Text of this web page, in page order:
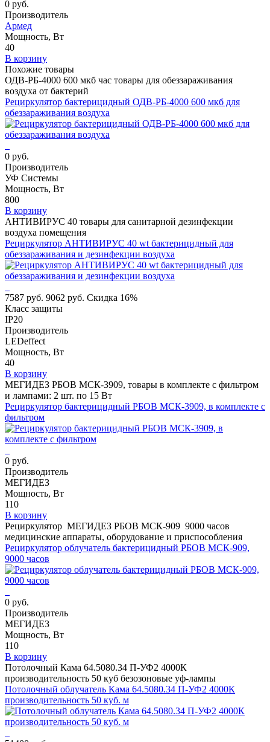
0 руб.
Производитель
Армед
Мощность, Вт
40
В корзину
Похожие товары
ОДВ-РБ-4000 600 мкб час товары для обеззараживания
воздуха от бактерий
Рециркулятор бактерицидный ОДВ-РБ-4000 600 мкб для
обеззараживания воздуха
0 руб.
Производитель
УФ Системы
Мощность, Вт
800
В корзину
АНТИВИРУС 40 товары для санитарной дезинфекции
воздуха помещения
Рециркулятор АНТИВИРУС 40 wt бактерицидный для
обеззараживания и дезинфекции воздуха
7587 руб. 9062 руб. Скидка 16%
Класс защиты
IP20
Производитель
LEDeffect
Мощность, Вт
40
В корзину
МЕГИДЕЗ РБОВ МСК-3909, товары в комплекте с фильтром
и лампами: 2 шт. по 15 Вт
Рециркулятор бактерицидный РБОВ МСК-3909, в комплекте с
фильтром
0 руб.
Производитель
МЕГИДЕЗ
Мощность, Вт
110
В корзину
Рециркулятор МЕГИДЕЗ РБОВ МСК-909 9000 часов
медицинские аппараты, оборудование и приспособления
Рециркулятор облучатель бактерицидный РБОВ МСК-909,
9000 часов
0 руб.
Производитель
МЕГИДЕЗ
Мощность, Вт
110
В корзину
Потолочный Кама 64.5080.34 П-УФ2 4000К
производительность 50 куб безозоновые уф-лампы
Потолочный облучатель Кама 64.5080.34 П-УФ2 4000К
производительность 50 куб. м